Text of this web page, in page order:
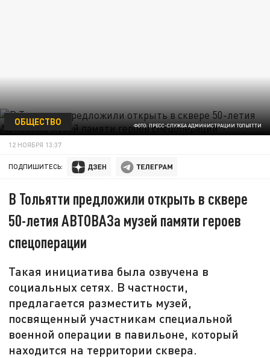
ФОТО: ПРЕСС-СЛУЖБА АДМИНИСТРАЦИИ ТОЛЬЯТТИ
ОБЩЕСТВО
12 НОЯБРЯ 13:37
ПОДПИШИТЕСЬ:
В Тольятти предложили открыть в сквере
50-летия АВТОВАЗа музей памяти героев
спецоперации
Такая инициатива была озвучена в
социальных сетях. В частности,
предлагается разместить музей,
посвященный участникам специальной
военной операции в павильоне, который
находится на территории сквера.